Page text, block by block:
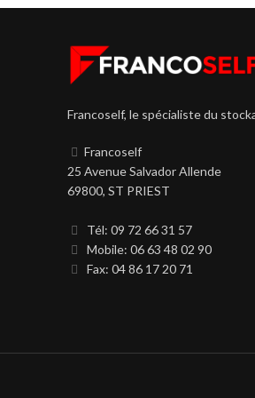
Francoself, le spécialiste du
Francoself
25 Avenue Salvador Allende
69800, ST PRIEST
Tél: 09 72 66 31 57
Mobile: 06 63 48 02 90
Fax: 04 86 17 20 71